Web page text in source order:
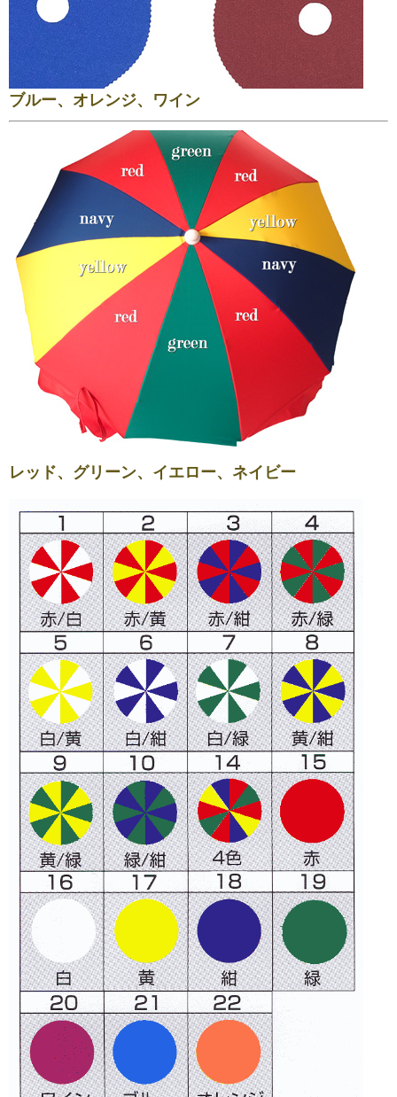
ブルー、オレンジ、ワイン
レッド、グリーン、イエロー、ネイビー